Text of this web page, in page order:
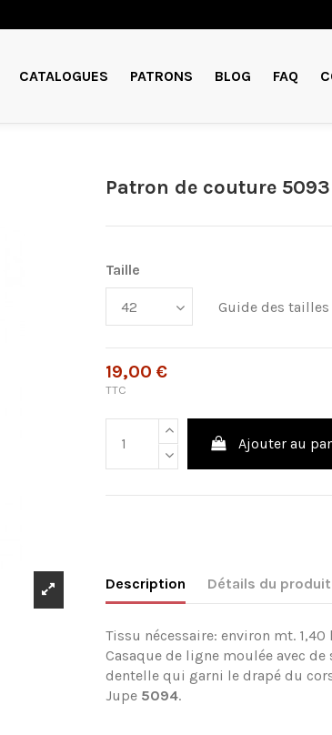
CATALOGUES PATRONS BLOG FAQ
Patron de couture 5093
Taille
Guide des tailles
19,00 €
TTC
Ajouter au
Description Détails du produit
Tissu nécessaire: environ mt. 1,40
Casaque de ligne moulée avec
dentelle qui garni le drapé du
Jupe 5094.